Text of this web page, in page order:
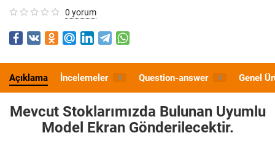
0 yorum
Açıklama İncelemeler 0 Question-answer 0 Genel
Mevcut Stoklarımızda Bulunan Uyumlu
Model Ekran Gönderilecektir.